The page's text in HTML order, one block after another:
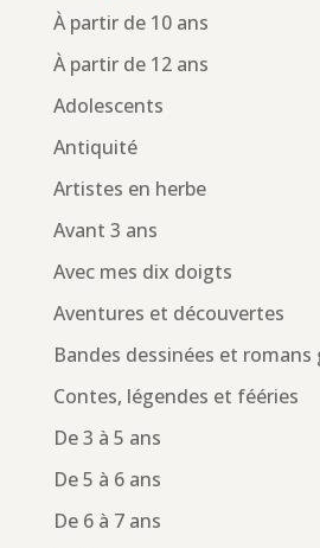
À partir de 10 ans
À partir de 12 ans
Adolescents
Antiquité
Artistes en herbe
Avant 3 ans
Avec mes dix doigts
Aventures et découvertes
Bandes dessinées et romans
Contes, légendes et fééries
De 3 à 5 ans
De 5 à 6 ans
De 6 à 7 ans